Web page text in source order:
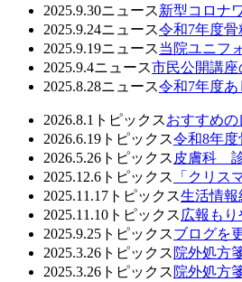
2025.9.30ニュース新型コロナ
2025.9.24ニュース令和7年度骨
2025.9.19ニュース当院ユニフ
2025.9.4ニュース市民公開講
2025.8.28ニュース令和7年度
2026.8.1 トピックスおすすめの
2026.6.19 トピックス令和8年度
2026.5.26 トピックス 皮膚科
2025.12.6 トピックス
「クリス
2025.11.17 トピックス生活情報
2025.11.10 トピックス 広報も
2025.9.25 トピックスブログを
2025.3.26 トピックス 院外処方
2025.3.26 トピックス 院外処方